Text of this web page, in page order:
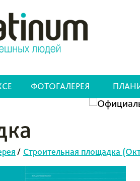
ФОТОГАЛЕРЕЯ
/ Строительная площадка